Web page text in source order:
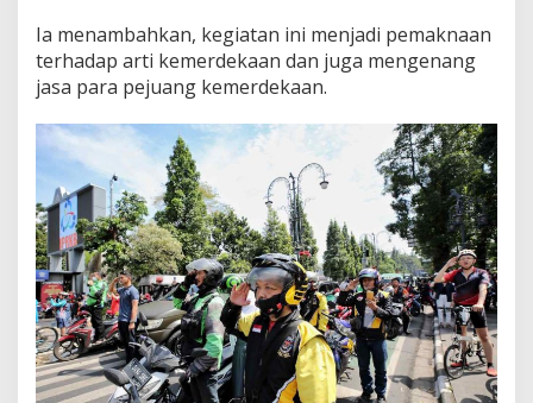
Ia menambahkan, kegiatan ini menjadi pemaknaan
terhadap arti kemerdekaan dan juga mengenang
jasa para pejuang kemerdekaan.